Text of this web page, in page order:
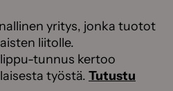
yritys, jonka tuotot
liitolle.
tunnus kertoo
työstä. Tutustu